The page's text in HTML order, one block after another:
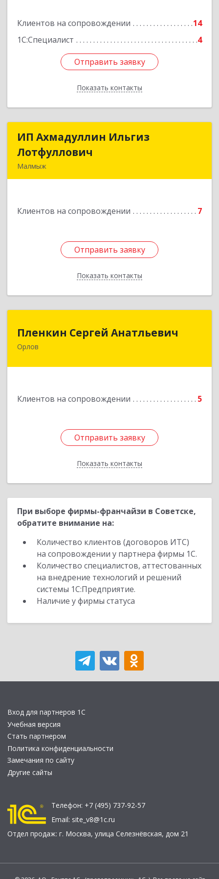
Клиентов на сопровождении
14
1С:Специалист
4
Отправить заявку
Показать контакты
Подробнее
Отправить заявку
Назад
ИП Ахмадуллин Ильгиз
Лотфуллович
Малмыж
Клиентов на сопровождении 7
Отправить заявку
Показать контакты
ИП Ахмадуллин Ильгиз
Подробнее
Отправить заявку
Назад
Пленкин Сергей Анатльевич
Орлов
Клиентов на сопровождении 5
Отправить заявку
Показать контакты
Пленкин Сергей Анатльевич
Отправить заявку
Назад
При выборе фирмы-франчайзи в Советске,
обратите внимание на:
Количество клиентов (договоров ИТС)
на сопровождении у партнера фирмы 1С.
Количество специалистов, аттестованных
на внедрение технологий и решений
системы 1С:Предприятие.
Наличие у фирмы статуса
Вход для партнеров 1С
Учебная версия
Стать партнером
Политика конфиденциальности
Замечания по сайту
Другие сайты
Телефон: +7 (495) 737-92-57
Email: site_v8@1c.ru
Отдел продаж: г. Москва, улица Селезнёвская, дом 21